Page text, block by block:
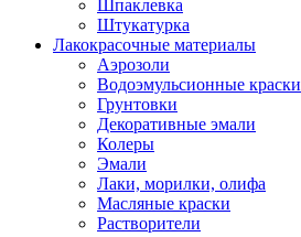
Шпаклевка
Штукатурка
Лакокрасочные материалы
Аэрозоли
Водоэмульсионные краски
Грунтовки
Декоративные эмали
Колеры
Эмали
Лаки, морилки, олифа
Масляные краски
Растворители